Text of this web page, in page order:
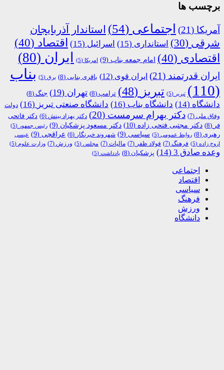
برچسب ها
آمریکا (21) اجتماعی (54)
استاندار آذربایجان
شرقی (30) استانداری (15) اسرائیل (15) اقتصاد (40)
اقتصادی (40) امام جمعه بناب (9) امریکا (5) ایران (80)
ایران قدرتمند (21) ایران قوی (12) باقری بنابی (8) برق (5)
بناب
(110)
تبریر (5) تبریز (48) ترامپ (8) تهران (19) جنگ (8)
دانشگاه (14) دانشگاه بناب (16) دانشگاه صنعتی تبریز (16)
دولت
وفاق ملی (7) دکتر بهرام سرمست (20) دکتر بهزاد بینش (6)
دکتر فاتحی
فر (8) دکتر مجتبی فتحی زاده (10) دکتر مسعود پزشکیان (9) رئیس جمهور (5)
رهبری (8) روابط عمومی (5) سیاسی (9) شهروند خبرنگار (6) عراقچی (9)
عیسی
اروج زاده (5) فرهنگ (7) فولاد ظفر (7) مالیات (7) مجلس (5) ورزش (7) وزارت علوم (5)
وعده صادق 3 (14) پزشکیان (8) یادداشت (5)
اجتماعی
اقتصاد
سیاسی
فرهنگ
ورزش
دانشگاه